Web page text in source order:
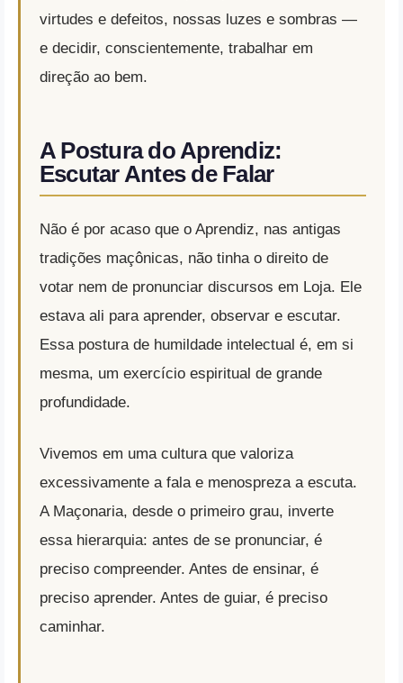
virtudes e defeitos, nossas luzes e sombras —
e decidir, conscientemente, trabalhar em
direção ao bem.
A Postura do Aprendiz:
Escutar Antes de Falar
Não é por acaso que o Aprendiz, nas antigas
tradições maçônicas, não tinha o direito de
votar nem de pronunciar discursos em Loja. Ele
estava ali para aprender, observar e escutar.
Essa postura de humildade intelectual é, em si
mesma, um exercício espiritual de grande
profundidade.
Vivemos em uma cultura que valoriza
excessivamente a fala e menospreza a escuta.
A Maçonaria, desde o primeiro grau, inverte
essa hierarquia: antes de se pronunciar, é
preciso compreender. Antes de ensinar, é
preciso aprender. Antes de guiar, é preciso
caminhar.